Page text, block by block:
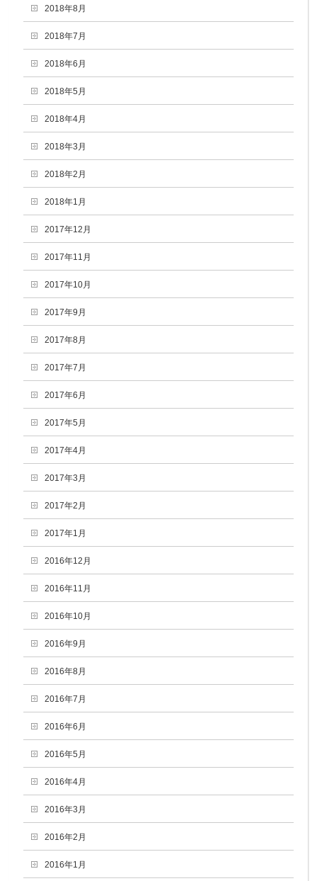
2018年8月
2018年7月
2018年6月
2018年5月
2018年4月
2018年3月
2018年2月
2018年1月
2017年12月
2017年11月
2017年10月
2017年9月
2017年8月
2017年7月
2017年6月
2017年5月
2017年4月
2017年3月
2017年2月
2017年1月
2016年12月
2016年11月
2016年10月
2016年9月
2016年8月
2016年7月
2016年6月
2016年5月
2016年4月
2016年3月
2016年2月
2016年1月